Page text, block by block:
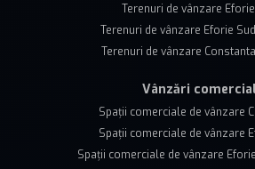
Terenuri de vânzare
Terenuri de vânzare Eforie
Terenuri de vânzare
Vânzări
Spații comerciale de vânzare
Spații comerciale de vânzare
Spații comerciale de vânzare